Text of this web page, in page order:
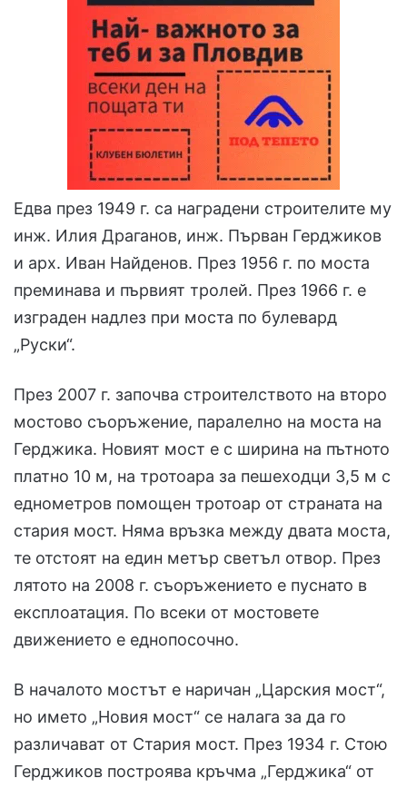
Едва през 1949 г. са наградени строителите му
инж. Илия Драганов, инж. Първан Герджиков
и арх. Иван Найденов. През 1956 г. по моста
преминава и първият тролей. През 1966 г. е
изграден надлез при моста по булевард
„Руски“.
През 2007 г. започва строителството на второ
мостово съоръжение, паралелно на моста на
Герджика. Новият мост е с ширина на пътното
платно 10 м, на тротоара за пешеходци 3,5 м с
еднометров помощен тротоар от страната на
стария мост. Няма връзка между двата моста,
те отстоят на един метър светъл отвор. През
лятото на 2008 г. съоръжението е пуснато в
експлоатация. По всеки от мостовете
движението е еднопосочно.
В началото мостът е наричан „Царския мост“,
но името „Новия мост“ се налага за да го
различават от Стария мост. През 1934 г. Стою
Герджиков построява кръчма „Герджика“ от